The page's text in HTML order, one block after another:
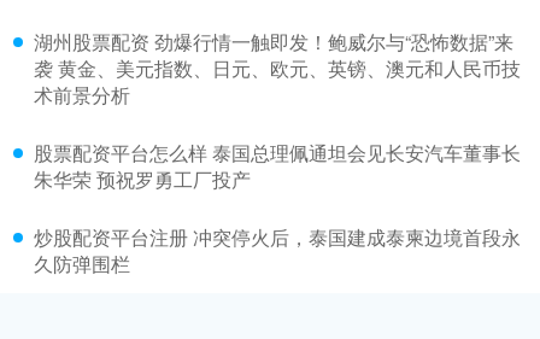
湖州股票配资 劲爆行情一触即发！鲍威尔与“恐怖数据”来
袭 黄金、美元指数、日元、欧元、英镑、澳元和人民币技
术前景分析
股票配资平台怎么样 泰国总理佩通坦会见长安汽车董事长
朱华荣 预祝罗勇工厂投产
炒股配资平台注册 冲突停火后，泰国建成泰柬边境首段永
久防弹围栏